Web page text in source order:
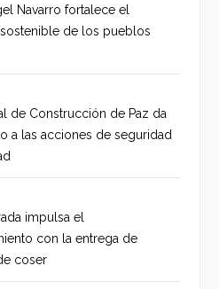
Navarro fortalece el
de los pueblos
de Construcción de Paz da
a las acciones de seguridad
impulsa el
con la entrega de
coser